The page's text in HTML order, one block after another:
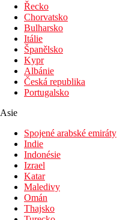
Řecko
Chorvatsko
Bulharsko
Itálie
Španělsko
Kypr
Albánie
Česká republika
Portugalsko
Asie
Spojené arabské emiráty
Indie
Indonésie
Izrael
Katar
Maledivy
Omán
Thajsko